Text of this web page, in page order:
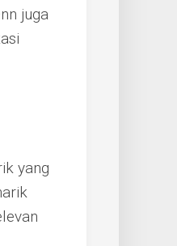
juga
yang